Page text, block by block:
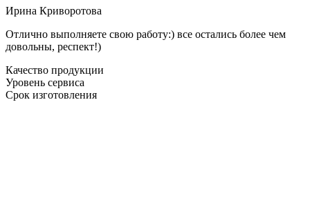
Ирина Криворотова
Отлично выполняете свою работу:) все остались более чем
довольны, респект!)
Качество продукции
Уровень сервиса
Срок изготовления